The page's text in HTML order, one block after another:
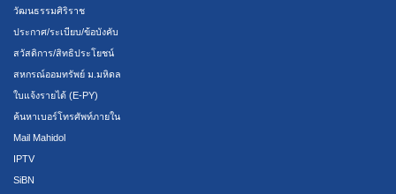
วัฒนธรรมศิริราช
ประกาศ/ระเบียบ/ข้อบังคับ
สวัสดิการ/สิทธิประโยชน์
สหกรณ์ออมทรัพย์ ม.มหิดล
ใบแจ้งรายได้ (E-PY)
ค้นหาเบอร์โทรศัพท์ภายใน
Mail Mahidol
IPTV
SiBN